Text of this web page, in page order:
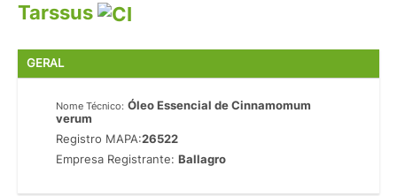
Tarssus
GERAL
Nome Técnico: Óleo Essencial de Cinnamomum
verum
Registro MAPA:26522
Empresa Registrante:Ballagro